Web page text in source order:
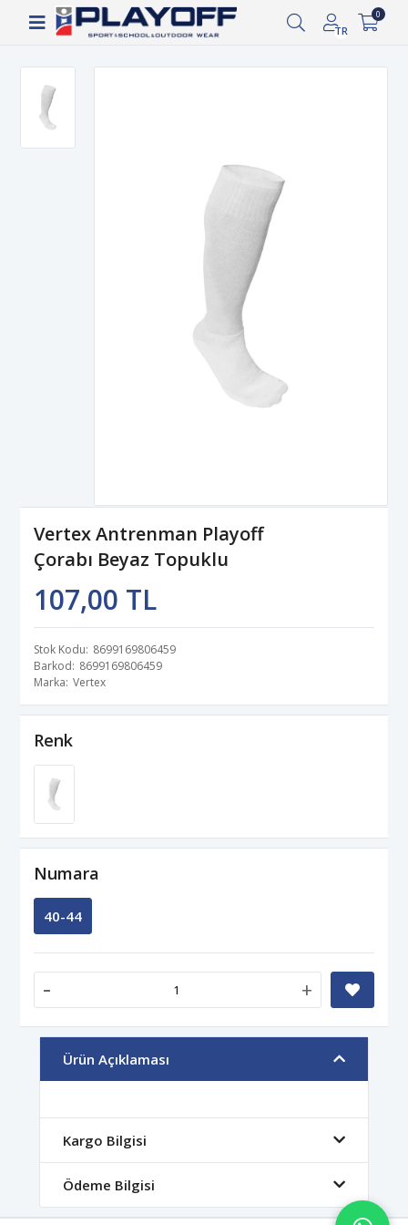
Siparişin 2-8 iş günü arasında kargoya verilecektir.
TR
0
Vertex Antrenman Playoff
Çorabı Beyaz Topuklu
107,00 TL
Stok Kodu 8699169806459
Barkod 8699169806459
Marka Vertex
Renk
Numara
40-44
- +
Ürün Açıklaması
Kargo Bilgisi
Ödeme Bilgisi